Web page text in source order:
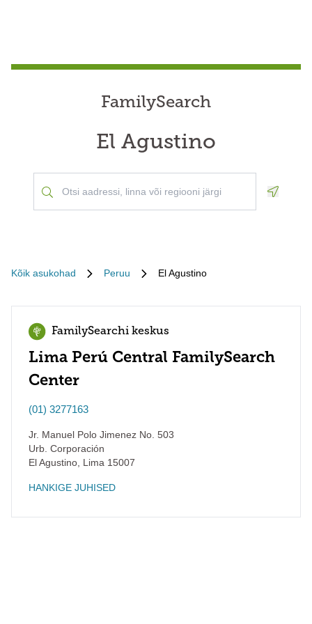
FamilySearch
El Agustino
Kõik asukohad Peruu El Agustino
FamilySearchi keskus
Lima Perú Central FamilySearch
Center
(01) 3277163
Jr. Manuel Polo Jimenez No. 503
Urb. Corporación
El Agustino Lima 15007
HANKIGE JUHISED